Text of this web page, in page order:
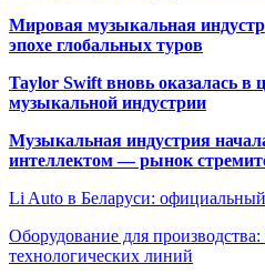
Мировая музыкальная
эпохе глобальных туров
Taylor Swift вновь оказалась в
музыкальной индустрии
Музыкальная индустрия
интеллектом — рынок
Li Auto в Беларуси:
Оборудование для
технологических линий